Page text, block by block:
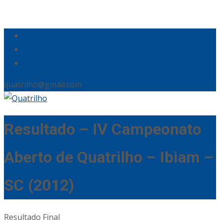
quatrilho@gmail.com
Resultado – IV Campeonato
Aberto de Quatrilho – Ibiam –
SC (2012)
Resultado Final